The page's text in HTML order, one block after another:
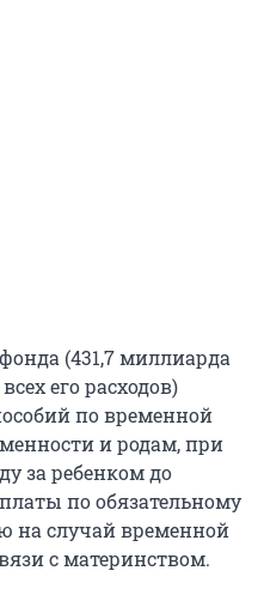
(431,7 миллиарда
его расходов)
по временной
и родам, при
за ребенком до
по обязательному
на случай временной
с материнством.